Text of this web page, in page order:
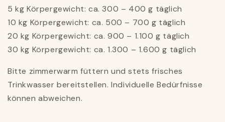
5 kg Körpergewicht: ca. 300 – 400 g täglich
10 kg Körpergewicht: ca. 500 – 700 g täglich
20 kg Körpergewicht: ca. 900 – 1.100 g täglich
30 kg Körpergewicht: ca. 1.300 – 1.600 g täglich
Bitte zimmerwarm füttern und stets frisches
Trinkwasser bereitstellen. Individuelle Bedürfnisse
können abweichen.